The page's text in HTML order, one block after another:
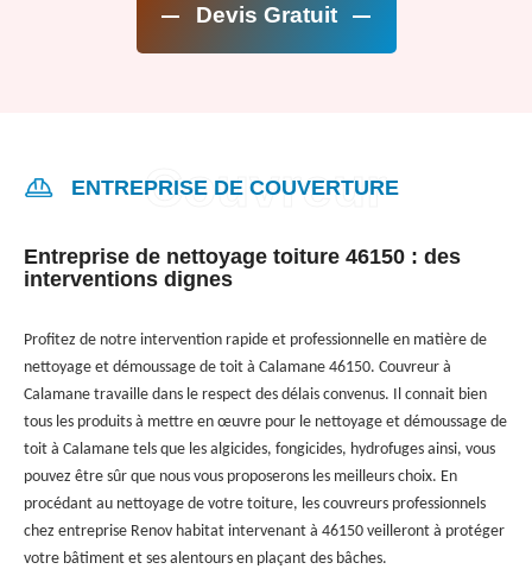
Devis Gratuit
ENTREPRISE DE COUVERTURE
Entreprise de nettoyage toiture 46150 : des
interventions dignes
Profitez de notre intervention rapide et professionnelle en matière de
nettoyage et démoussage de toit à Calamane 46150. Couvreur à
Calamane travaille dans le respect des délais convenus. Il connait bien
tous les produits à mettre en œuvre pour le nettoyage et démoussage de
toit à Calamane tels que les algicides, fongicides, hydrofuges ainsi, vous
pouvez être sûr que nous vous proposerons les meilleurs choix. En
procédant au nettoyage de votre toiture, les couvreurs professionnels
chez entreprise Renov habitat intervenant à 46150 veilleront à protéger
votre bâtiment et ses alentours en plaçant des bâches.